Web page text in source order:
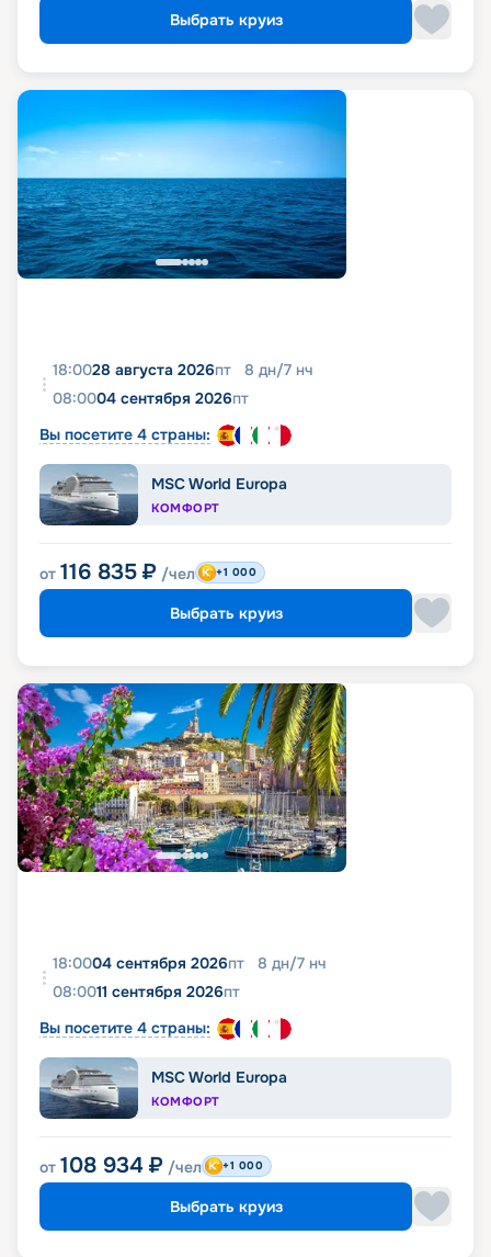
Выбрать круиз
18:0028 августа 2026пт 8 дн/7 нч
08:0004 сентября 2026пт
Вы посетите 4 страны:
MSC World Europa
КОМФОРТ
от 116 835 ₽ /чел +1 000
Выбрать круиз
18:0004 сентября 2026пт 8 дн/7 нч
08:0011 сентября 2026пт
Вы посетите 4 страны:
MSC World Europa
КОМФОРТ
от 108 934 ₽ /чел +1 000
Выбрать круиз